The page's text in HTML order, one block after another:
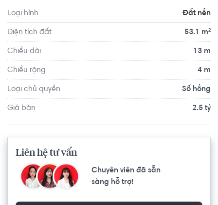
dục và giải trí.
Loại hình Đất nền
Diện tích đất 53.1 m²
Chiều dài 13 m
Chiều rộng 4 m
Loại chủ quyền Sổ hồng
Giá bán 2.5 tỷ
Liên hệ tư vấn
Chuyên viên đã sẵn
sàng hỗ trợ!